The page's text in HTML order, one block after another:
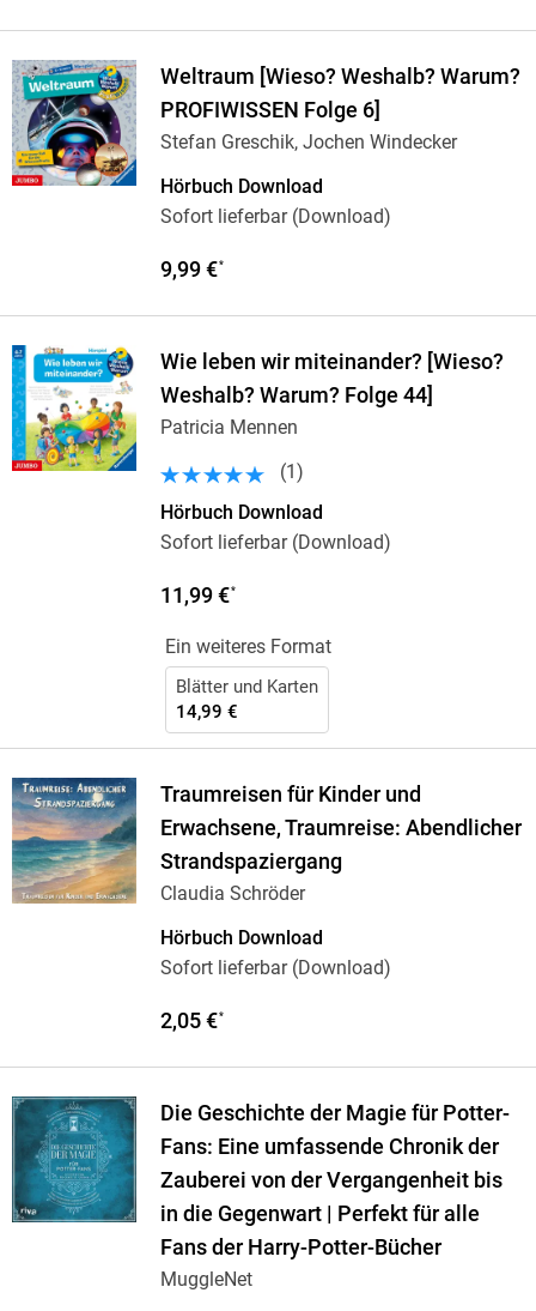
Weltraum [Wieso? Weshalb? Warum?
PROFIWISSEN Folge 6]
Stefan Greschik, Jochen Windecker
Hörbuch Download
Sofort lieferbar (Download)
9,99 €*
Wie leben wir miteinander? [Wieso?
Weshalb? Warum? Folge 44]
Patricia Mennen
(1 )
Hörbuch Download
Sofort lieferbar (Download)
11,99 €*
Ein weiteres Format
Blätter und Karten
14,99 €
Traumreisen für Kinder und
Erwachsene, Traumreise: Abendlicher
Strandspaziergang
Claudia Schröder
Hörbuch Download
Sofort lieferbar (Download)
2,05 €*
Die Geschichte der Magie für Potter-
Fans: Eine umfassende Chronik der
Zauberei von der Vergangenheit bis
in die Gegenwart | Perfekt für alle
Fans der Harry-Potter-Bücher
MuggleNet